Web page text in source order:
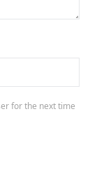
for the next time